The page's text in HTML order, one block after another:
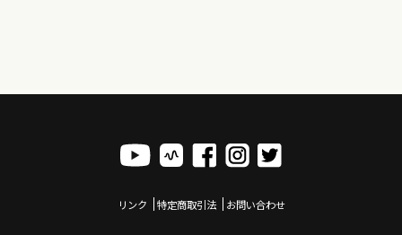
リンク 特定商取引法 お問い合わせ